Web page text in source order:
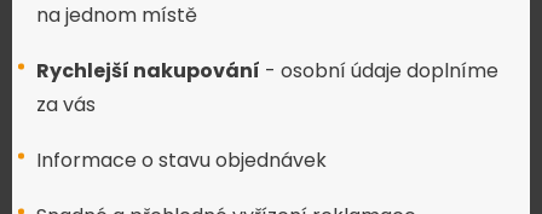
na jednom místě
Rychlejší nakupování - osobní údaje doplníme
za vás
Informace o stavu objednávek